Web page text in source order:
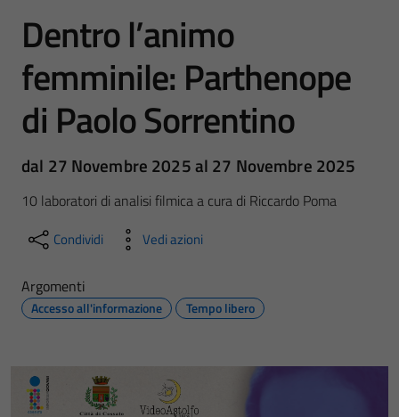
Dentro l’animo
femminile: Parthenope
di Paolo Sorrentino
dal 27 Novembre 2025 al 27 Novembre 2025
10 laboratori di analisi filmica a cura di Riccardo Poma
Condividi Vedi azioni
Argomenti
Accesso all'informazione Tempo libero